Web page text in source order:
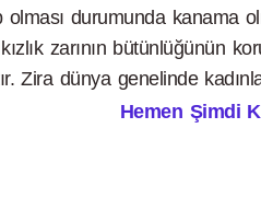
olması durumunda kanama
zarının bütünlüğünün
Zira dünya genelinde
Hemen Şimdi